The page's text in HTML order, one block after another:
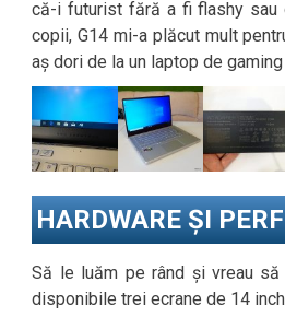
că-i futurist fără a fi flashy sau
copii, G14 mi-a plăcut mult
aș dori de la un laptop de
HARDWARE ȘI
Să le luăm pe rând și vreau să
disponibile trei ecrane de 14